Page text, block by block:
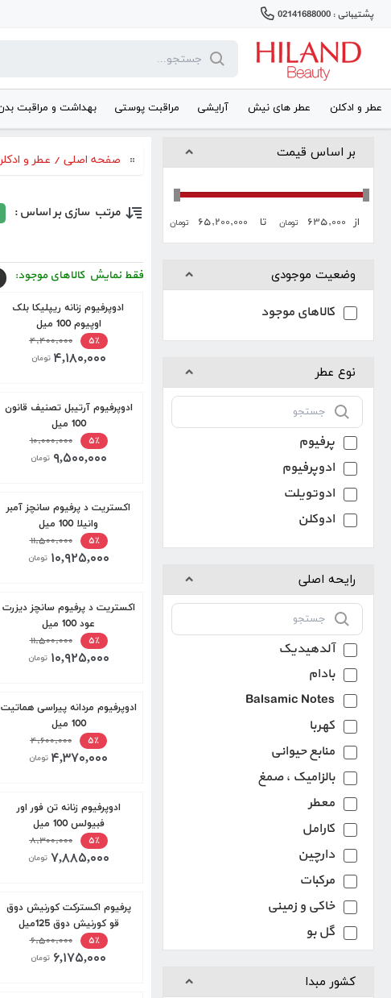
پشتیبانی : 02141688000
عطر و ادکلن عطر های نیش آرایشی مراقبت پوستی بهداشت و مراقبت
بر اساس قیمت
از ۶۳۵,۰۰۰ تومان تا ۶۵,۲۰۰,۰۰۰ تومان
وضعیت موجودی
کالاهای موجود
نوع عطر
پرفیوم
ادوپرفیوم
ادوتویلت
ادوکلن
رایحه اصلی
آلدهیدیک
بادام
Balsamic Notes
کهربا
منابع حیوانی
بالزامیک ، صمغ
معطر
کارامل
دارچین
مرکبات
خاکی و زمینی
گل بو
Oriental
کشور مبدا
صفحه اصلی / عطر و
مرتب سازی بر اساس :
فقط نمایش کالاهای موجود:
ادوپرفیوم زنانه ریپلیکا بلک
اوپیوم 100 میل
۵٪
۴,۴۰۰,۰۰۰
۴,۱۸۰,۰۰۰ تومان
ادوپرفیوم آرتیبل تصنیف قانون
100 میل
۵٪
۱۰,۰۰۰,۰۰۰
۹,۵۰۰,۰۰۰ تومان
اکستریت د پرفیوم سانچز آمبر
وانیلا 100 میل
۵٪
۱۱,۵۰۰,۰۰۰
۱۰,۹۲۵,۰۰۰ تومان
اکستریت د پرفیوم سانچز دیزرت
عود 100 میل
۵٪
۱۱,۵۰۰,۰۰۰
۱۰,۹۲۵,۰۰۰ تومان
ادوپرفیوم مردانه پیراسی هماتیت
100 میل
۵٪
۴,۶۰۰,۰۰۰
۴,۳۷۰,۰۰۰ تومان
ادوپرفیوم زنانه تن فور اور
فبیولس 100 میل
۵٪
۸,۳۰۰,۰۰۰
۷,۸۸۵,۰۰۰ تومان
پرفیوم اکسترکت کورنیش دوق
قو کورنیش دوق 125میل
۵٪
۶,۵۰۰,۰۰۰
۶,۱۷۵,۰۰۰ تومان